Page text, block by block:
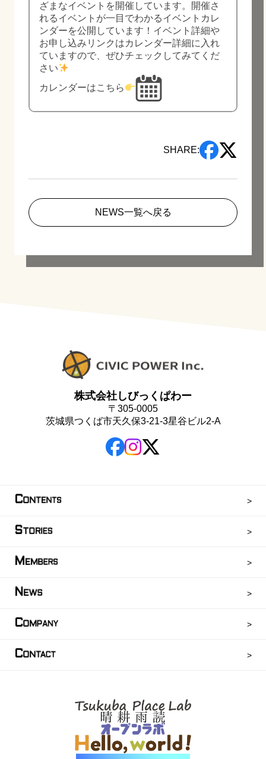
ざまなイベントを開催しています。開催さ
れるイベントが一目でわかるイベントカレ
ンダーを公開しています！イベント詳細や
お申し込みリンクはカレンダー詳細に入れ
ていますので、ぜひチェックしてみてくだ
さい
カレンダーはこちら
SHARE:
NEWS一覧へ戻る
株式会社しびっくぱわー
〒305-0005
茨城県つくば市天久保3-21-3星谷ビル2-A
CONTENTS
STORIES
MEMBERS
N EWS
COMPANY
CONTACT